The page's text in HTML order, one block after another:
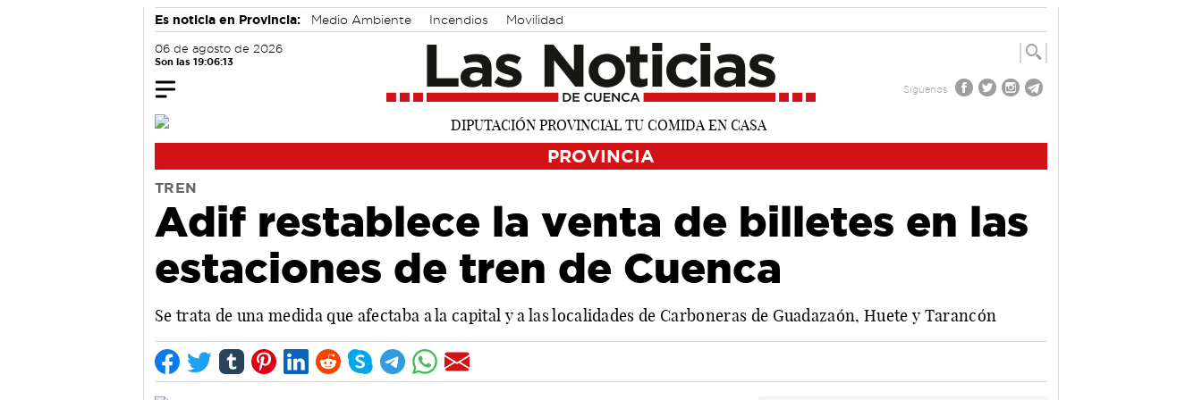
Es noticia en Provincia: Medio Ambiente Incendios Movilidad
06 de agosto de 2026
Son las 19:06:14
Síguenos
PROVINCIA
TREN
Adif restablece la venta de billetes en las
estaciones de tren de Cuenca
Se trata de una medida que afectaba a la capital y a las localidades de Carboneras de Guadazaón, Huete y Tarancón